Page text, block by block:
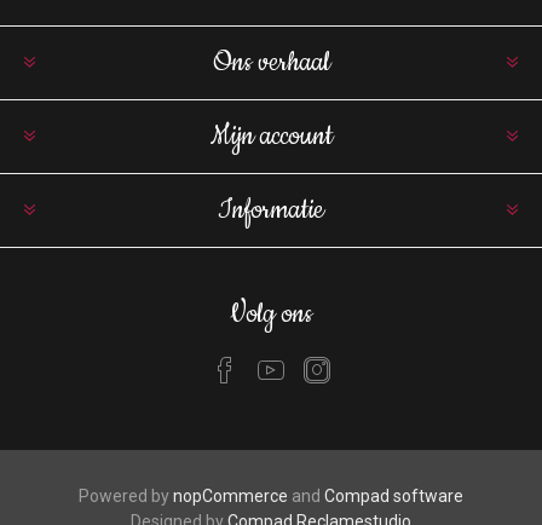
Ons verhaal
Mijn account
Informatie
Volg ons
Powered bynopCommerce and Compad software